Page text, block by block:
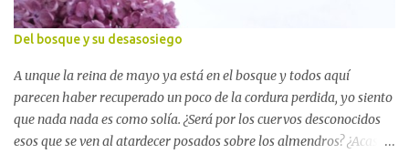
creerás, te voy a contar un secreto: presta atención, porque no
sabes que muchos de los viajeros que ves a esa hora en los andenes
que algunos quizá mueran sin haber subido a uno....
Del bosque y su desasosiego
A unque la reina de mayo ya está en el bosque y todos aquí
parecen haber recuperado un poco de la cordura perdida, yo siento
que nada nada es como solía. ¿Será por los cuervos desconocidos
esos que se ven al atardecer posados sobre los almendros? ¿Acaso